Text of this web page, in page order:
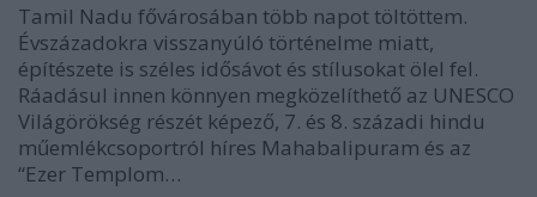
Tamil Nadu fővárosában több napot töltöttem.
Évszázadokra visszanyúló történelme miatt,
építészete is széles idősávot és stílusokat ölel fel.
Ráadásul innen könnyen megközelíthető az UNESCO
Világörökség részét képező, 7. és 8. századi hindu
műemlékcsoportról híres Mahabalipuram és az
“Ezer Templom…